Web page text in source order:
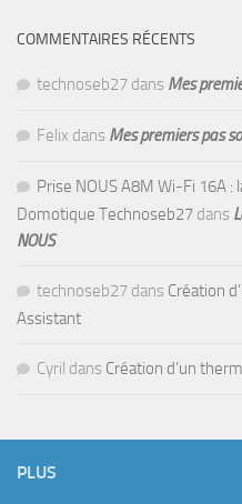
COMMENTAIRES RÉCENTS
technoseb27 dans Mes
Felix dans Mes premiers pas
Prise NOUS A8M Wi-Fi 16A
Domotique Technoseb27 dans
NOUS
technoseb27 dans Création
Assistant
Cyril dans Création d’un
PLUS